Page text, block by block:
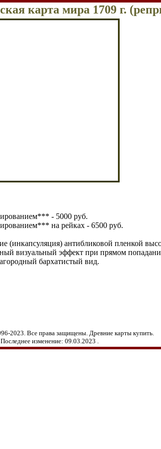
карта мира 1709 г.
*** - 5000 руб.
на рейках - 6500 руб.
(инкапсуляция) антибликовой пленкой
визуальный эффект при прямом
бархатистый вид.
2023. Все права защищены. Древние карты купить.
Последнее изменение: 09.03.2023 .